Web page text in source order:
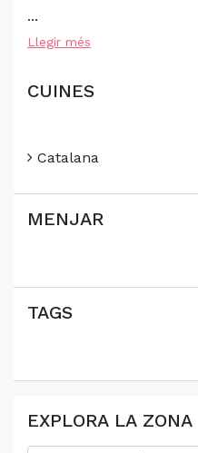
...
Llegir més
CUINES
Catalana
MENJAR
TAGS
EXPLORA LA ZONA